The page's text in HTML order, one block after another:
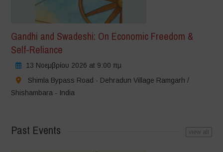
Gandhi and Swadeshi: On Economic Freedom &
Self-Reliance
13 Νοεμβρίου 2026 at 9:00 πμ
Shimla Bypass Road - Dehradun Village Ramgarh /
Shishambara - India
Past Events view all